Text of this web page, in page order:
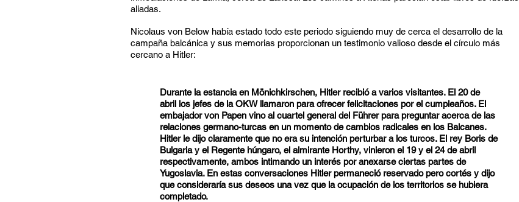
aliadas.
Nicolaus von Below había estado todo este periodo siguiendo muy de cerca el desarrollo de la
campaña balcánica y sus memorias proporcionan un testimonio valioso desde el círculo más
cercano a Hitler:
Durante la estancia en Mönichkirschen, Hitler recibió a varios visitantes. El 20 de
abril los jefes de la OKW llamaron para ofrecer felicitaciones por el cumpleaños. El
embajador von Papen vino al cuartel general del Führer para preguntar acerca de las
relaciones germano-turcas en un momento de cambios radicales en los Balcanes.
Hitler le dijo claramente que no era su intención perturbar a los turcos. El rey Boris de
Bulgaria y el Regente húngaro, el almirante Horthy, vinieron el 19 y el 24 de abril
respectivamente, ambos intimando un interés por anexarse ciertas partes de
Yugoslavia. En estas conversaciones Hitler permaneció reservado pero cortés y dijo
que consideraría sus deseos una vez que la ocupación de los territorios se hubiera
completado.